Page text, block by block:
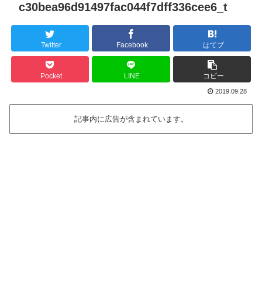
c30bea96d91497fac044f7dff336cee6_t
Twitter Facebook はてブ
Pocket LINE コピー
2019.09.28
記事内に広告が含まれています。